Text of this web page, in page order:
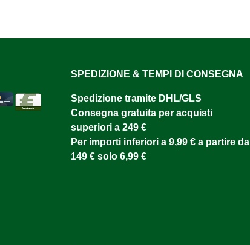
SPEDIZIONE & TEMPI DI CONSEGNA
Spedizione tramite DHL/GLS ​
Consegna gratuita per acquisti
superiori a 249 €
Per importi inferiori a 9,99 € a partire da
149 € solo 6,99 €